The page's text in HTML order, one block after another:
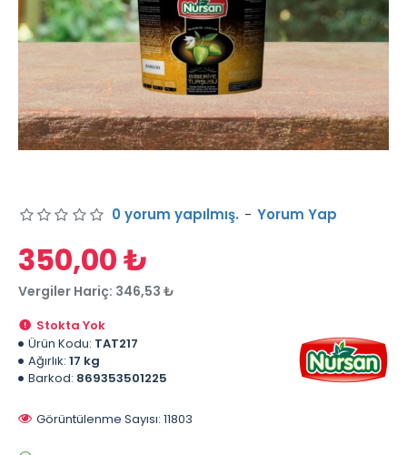
Stokta Yok
Ürün Kodu: TAT217
Ağırlık: 17 kg
Barkod: 869353501225
Görüntülenme Sayısı: 11803
0 yorum yapılmış. - Yorum Yap
350,00 ₺
Vergiler Hariç: 346,53 ₺